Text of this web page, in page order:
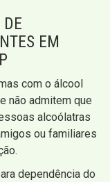
EM
com o álcool
não admitem que
alcoólatras
ou familiares
dependência do